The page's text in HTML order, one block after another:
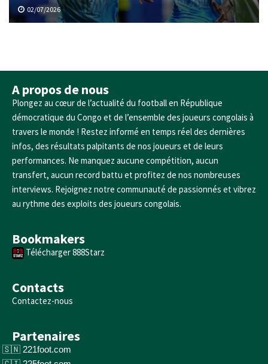
02/07/2026
A propos de nous
Plongez au cœur de l’actualité du football en République
démocratique du Congo et de l’ensemble des joueurs congolais à
travers le monde ! Restez informé en temps réel des dernières
infos, des résultats palpitants de nos joueurs et de leurs
performances. Ne manquez aucune compétition, aucun
transfert, aucun record battu et profitez de nos nombreuses
interviews. Rejoignez notre communauté de passionnés et vibrez
au rythme des exploits des joueurs congolais.
Bookmakers
Télécharger 888Starz
Contacts
Contactez-nous
Partenaires
221foot.com